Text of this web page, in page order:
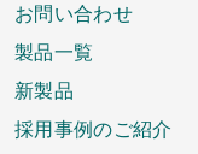
お問い合わせ
製品一覧
新製品
採用事例のご紹介